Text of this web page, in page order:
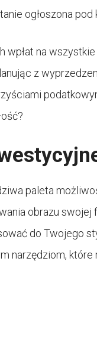
ogłoszona pod
na
z
paleta
obrazu
do Twojego
narzędziom,